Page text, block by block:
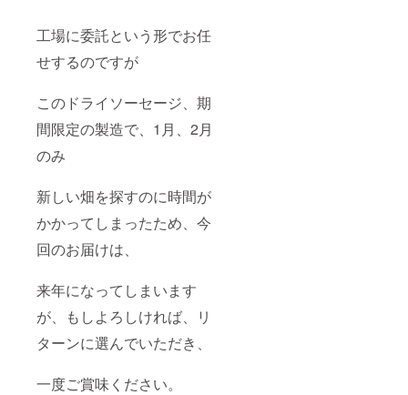
工場に委託という形でお任
せするのですが
このドライソーセージ、期
間限定の製造で、1月、2月
のみ
新しい畑を探すのに時間が
かかってしまったため、今
回のお届けは、
来年になってしまいます
が、もしよろしければ、リ
ターンに選んでいただき、
一度ご賞味ください。